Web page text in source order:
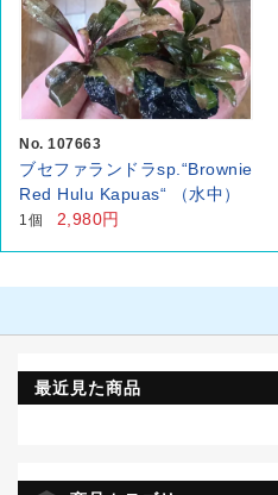
No. 107663
ブセファランドラsp.“Brownie
Red Hulu Kapuas“ （水中）
1個 2,980円
最近見た商品